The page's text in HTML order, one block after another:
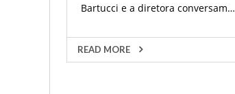
Bartucci e a diretora conversam…
READ MORE